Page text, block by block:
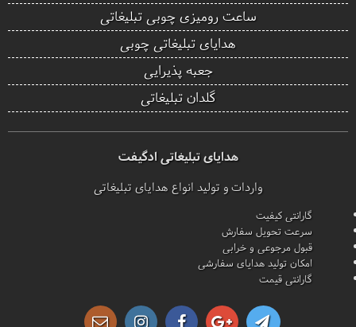
ساعت رومیزی چوبی تبلیغاتی
هدایای تبلیغاتی چوبی
جعبه پذیرایی
گلدان تبلیغاتی
هدایای تبلیغاتی ادگیفت
واردات و تولید انواع هدایای تبلیغاتی
گارانتی کیفیت
سرعت تحویل سفارش
قبول مرجوعی و خرابی
امکان تولید هدایای سفارشی
گارانتی قیمت